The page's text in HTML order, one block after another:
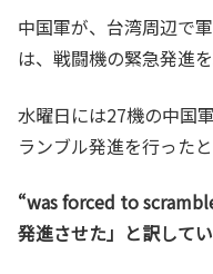
中国軍が、台湾周辺で
は、戦闘機の緊急発進を
水曜日には27機の中国
ランブル発進を行ったと
“was forced to
発進させた」と訳して